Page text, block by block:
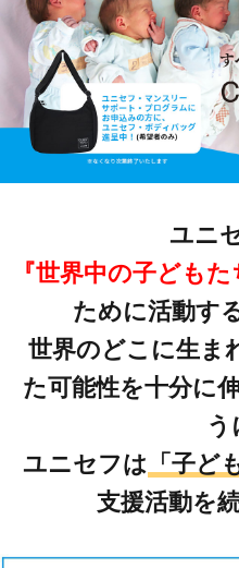
ユニ
『世界中の子ども
ために活動す
世界のどこに生ま
た可能性を十分に
ユニセフは 「子ど
支援活動を